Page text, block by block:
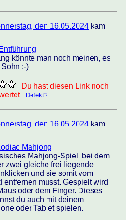
den 16.05.2024 kam
könnte man noch meinen, es
:-)
Du hast diesen Link noch
Defekt?
den 16.05.2024 kam
Mahjong
Mahjong-Spiel, bei dem
zwei gleiche frei liegende
und sie somit vom
entfernen musst. Gespielt wird
oder dem Finger. Dieses
du auch mit deinem
oder Tablet spielen.